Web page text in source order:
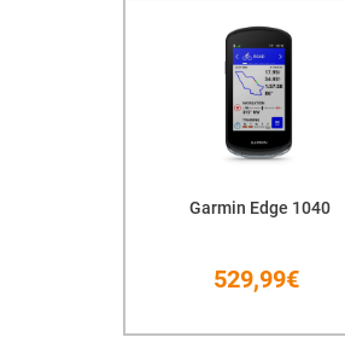
Garmin Edge 1040
529,99€